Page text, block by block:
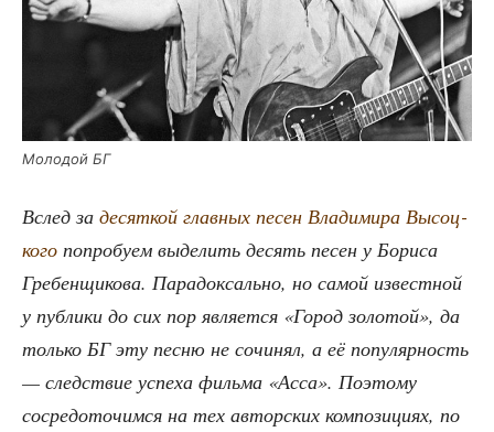
Моло­дой БГ
Вслед за десят­кой глав­ных песен Вла­ди­ми­ра Высоц­
ко­го попро­бу­ем выде­лить десять песен у Бори­са
Гре­бен­щи­ко­ва. Пара­док­саль­но, но самой извест­ной
у пуб­ли­ки до сих пор явля­ет­ся «Город золо­той», да
толь­ко БГ эту пес­ню не сочи­нял, а её попу­ляр­ность
— след­ствие успе­ха филь­ма «Асса». Поэто­му
сосре­до­то­чим­ся на тех автор­ских ком­по­зи­ци­ях, по